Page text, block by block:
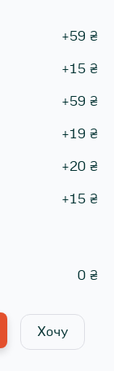
+59 ₴
+15 ₴
+59 ₴
+19 ₴
+20 ₴
+15 ₴
0 ₴
Хочу